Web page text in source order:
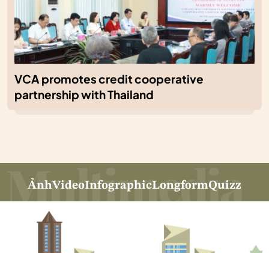
VCA promotes credit cooperative
partnership with Thailand
ẢnhVideoInfographicLongformQuizz